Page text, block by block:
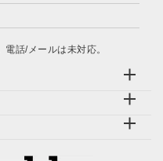
話/メールは未対応。